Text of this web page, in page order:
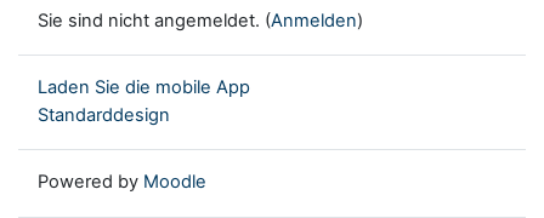
Sie sind nicht angemeldet. (Anmelden)
Laden Sie die mobile App
Standarddesign
Powered by Moodle